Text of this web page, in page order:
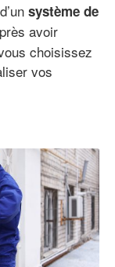
système de
avoir
choisissez
vos